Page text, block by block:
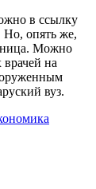
в ссылку
Но, опять же,
Можно
врачей на
вуз.